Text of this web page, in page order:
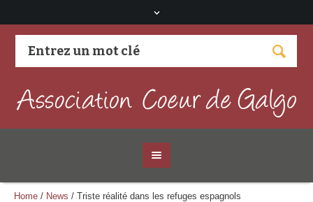
Home / News / Triste réalité dans les refuges espagnols